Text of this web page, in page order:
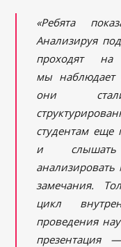
«Ребята
Анализируя
проходят
мы наблюдает
они
студентам еще
и слышать
анализировать
замечания.
цикл
проведения
презентация